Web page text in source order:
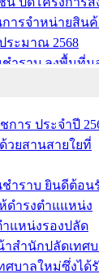
ารจำหน่ายสินค้
ระมาณ 2568
ชำราบ ลงพื้นที่ม
ณ ศูนย์พักพิง
เทศบาลเมือง
งการอบรมอาชีพ
(หลักสูตรการ
ถุงพลาสติก)
การ ประจำปี
วยสานสายใยที่
ชำราบ ยินดีต้อน
ดำรงตำแแหน่ง
แหน่งรองปลัด
าสำนักปลัดเทศ
ศบาลใหม่ซึ่งได้